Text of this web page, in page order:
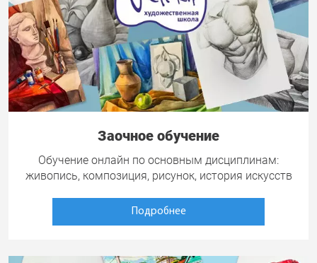
Заочное обучение
Обучение онлайн по основным дисциплинам:
живопись, композиция, рисунок, история искусств
Подробнее